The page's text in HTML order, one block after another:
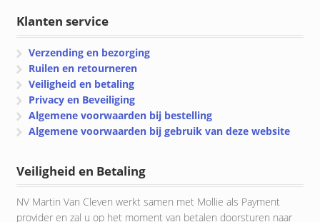
Klanten service
Verzending en bezorging
Ruilen en retourneren
Veiligheid en betaling
Privacy en Beveiliging
Algemene voorwaarden bij bestelling
Algemene voorwaarden bij gebruik van deze website
Veiligheid en Betaling
NV Martin Van Cleven werkt samen met Mollie als Payment
provider en zal u op het moment van betalen doorsturen naar